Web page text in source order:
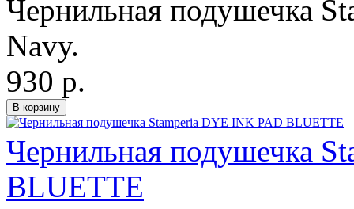
Чернильная подушечка
Navy.
930 р.
Чернильная подушечка
BLUETTE